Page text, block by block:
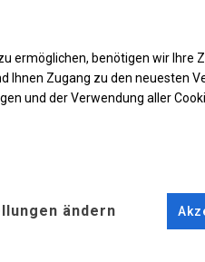
KONSTRUKTION
Stahl ca.fi 38 mm
ermöglichen, benötigen wir Ihre
Ihnen Zugang zu den neuesten
und der Verwendung aller
ändern